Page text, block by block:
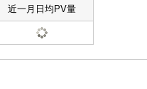
近一月日均PV量